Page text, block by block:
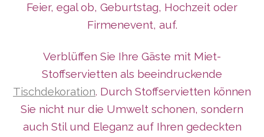
Feier, egal ob, Geburtstag, Hochzeit oder
Firmenevent, auf.
Verblüffen Sie Ihre Gäste mit Miet-
Stoffservietten als beeindruckende
Tischdekoration. Durch Stoffservietten können
Sie nicht nur die Umwelt schonen, sondern
auch Stil und Eleganz auf Ihren gedeckten